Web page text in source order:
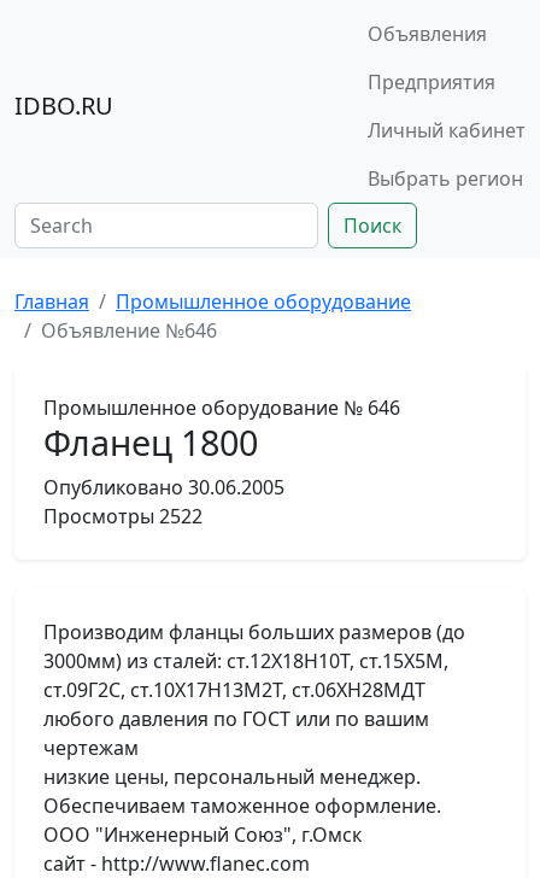
IDBO.RU
Объявления
Предприятия
Личный кабинет
Выбрать регион
Поиск
Главная
Промышленное оборудование
Объявление №646
Промышленное оборудование № 646
Фланец 1800
Опубликовано 30.06.2005
Просмотры 2522
Производим фланцы больших размеров (до
3000мм) из сталей: ст.12Х18Н10Т, ст.15Х5М,
ст.09Г2С, ст.10Х17Н13М2Т, ст.06ХН28МДТ
любого давления по ГОСТ или по вашим
чертежам
низкие цены, персональный менеджер.
Обеспечиваем таможенное оформление.
ООО "Инженерный Союз", г.Омск
сайт - http://www.flanec.com